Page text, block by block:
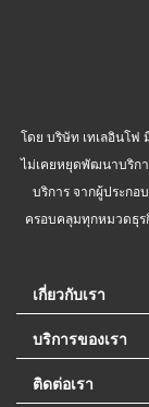
โดย บริษัท เทเลอินโฟ
ไม่เคยหยุดพัฒนาบริก
บริการ จากผู้ประกอ
ครอบคลุมทุกหมวดธุร
เกี่ยวกับเรา
บริการของเรา
ติดต่อเรา